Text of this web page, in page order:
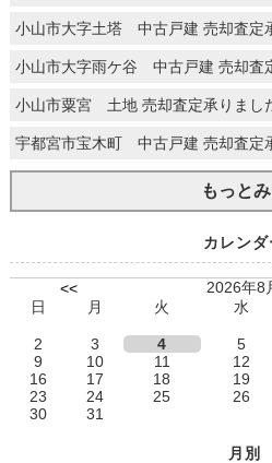
小山市大字土塔 中古戸建 売却査定
小山市大字雨ケ谷 中古戸建 売却査
小山市粟宮 土地 売却査定承りまし
宇都宮市宝木町 中古戸建 売却査定
もっと
カレンダ
<<
2026年8
日
月 火 水
2
3 4 5
9
10 11 12
16
17 18 19
23
24 25 26
30
31
月別